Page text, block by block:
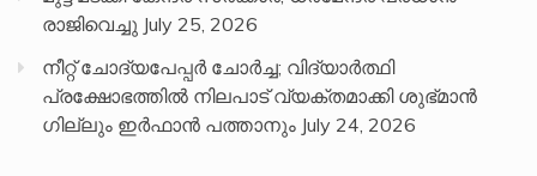
രാജിവെച്ചു July 25, 2026
നീറ്റ് ചോദ്യപേപ്പര്‍ ചോര്‍ച്ച; വിദ്യാർത്ഥി
പ്രക്ഷോഭത്തിൽ നിലപാട് വ്യക്തമാക്കി ശുഭ്മാൻ
ഗില്ലും ഇർഫാൻ പത്താനും July 24, 2026